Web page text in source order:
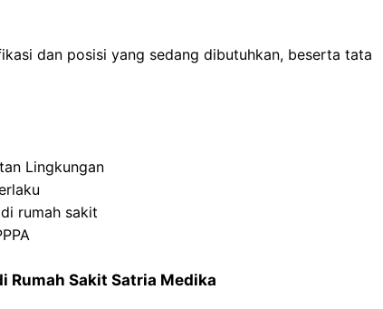
dan posisi yang sedang dibutuhkan, beserta tata
Lingkungan
rumah sakit
Rumah Sakit Satria Medika